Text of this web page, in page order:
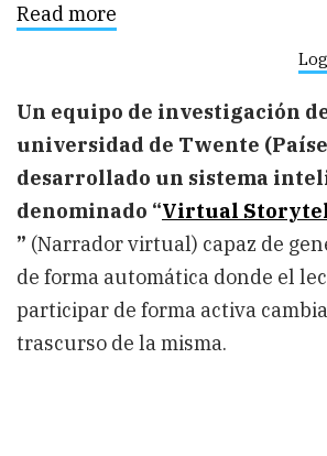
Read more
de
generar
relatos
automáticamente
Un equipo de investigación
universidad de Twente
desarrollado un sistema
denominado “Virtual
” (Narrador virtual) capaz de
de forma automática donde el
participar de forma activa
trascurso de la misma.